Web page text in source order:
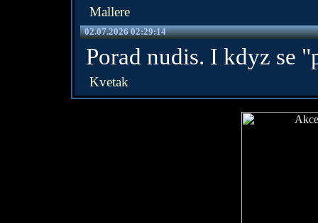
Mallere
02.07.2026 02:29:14
Porad nudis. I kdyz se
Kvetak